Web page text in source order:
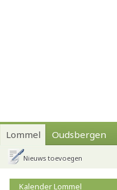
Lommel Oudsbergen
Nieuws toevoegen
Kalender Lommel